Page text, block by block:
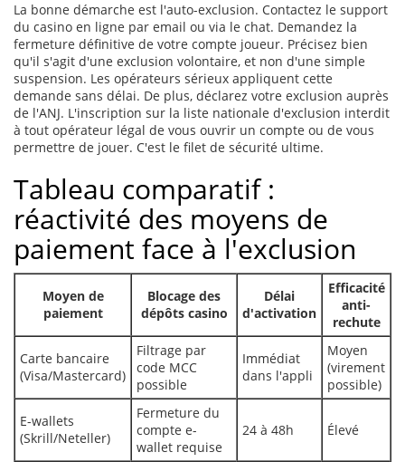
La bonne démarche est l'auto-exclusion. Contactez le support
du casino en ligne par email ou via le chat. Demandez la
fermeture définitive de votre compte joueur. Précisez bien
qu'il s'agit d'une exclusion volontaire, et non d'une simple
suspension. Les opérateurs sérieux appliquent cette
demande sans délai. De plus, déclarez votre exclusion auprès
de l'ANJ. L'inscription sur la liste nationale d'exclusion interdit
à tout opérateur légal de vous ouvrir un compte ou de vous
permettre de jouer. C'est le filet de sécurité ultime.
Tableau comparatif :
réactivité des moyens de
paiement face à l'exclusion
Moyen de
paiement
Blocage des
dépôts casino
Délai
d'activation
Efficacité
anti-
rechute
Carte bancaire
(Visa/Mastercard)
Filtrage par
code MCC
possible
Immédiat
dans l'appli
Moyen
(virement
possible)
E-wallets
(Skrill/Neteller)
Fermeture du
compte e-
wallet requise
24 à 48h Élevé